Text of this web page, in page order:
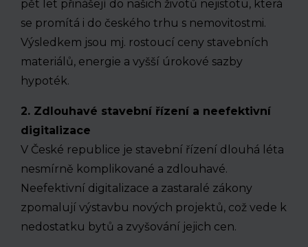
pět let přinášejí do našich životů nejistotu, která
se promítá i do českého trhu s nemovitostmi.
Výsledkem jsou mj. rostoucí ceny stavebních
materiálů, energie a vyšší úrokové sazby
hypoték.
2. Zdlouhavé stavební řízení a neefektivní
digitalizace
V České republice je stavební řízení dlouhá léta
nesmírně komplikované a zdlouhavé.
Neefektivní digitalizace a zastaralé zákony
zpomalují výstavbu nových projektů, což vede k
nedostatku bytů a zvyšování jejich cen.